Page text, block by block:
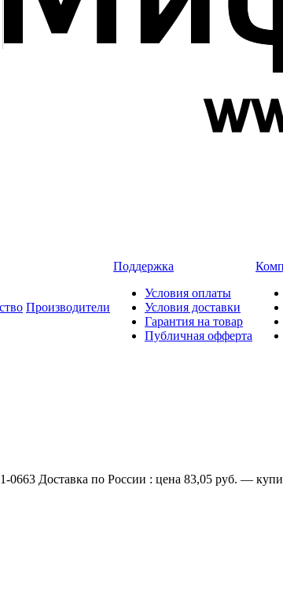
Производители
Поддержка
Условия оплаты
Условия доставки
Гарантия на товар
Публичная офферта
Доставка по России : цена 83,05 руб. —